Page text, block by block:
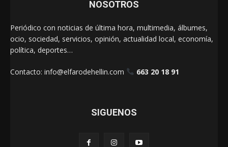
NOSOTROS
Periódico con noticias de última hora, multimedia, álbumes,
ocio, sociedad, servicios, opinión, actualidad local, economía,
política, deportes…
Contacto: info@elfarodehellin.com 663 20 18 91
SIGUENOS